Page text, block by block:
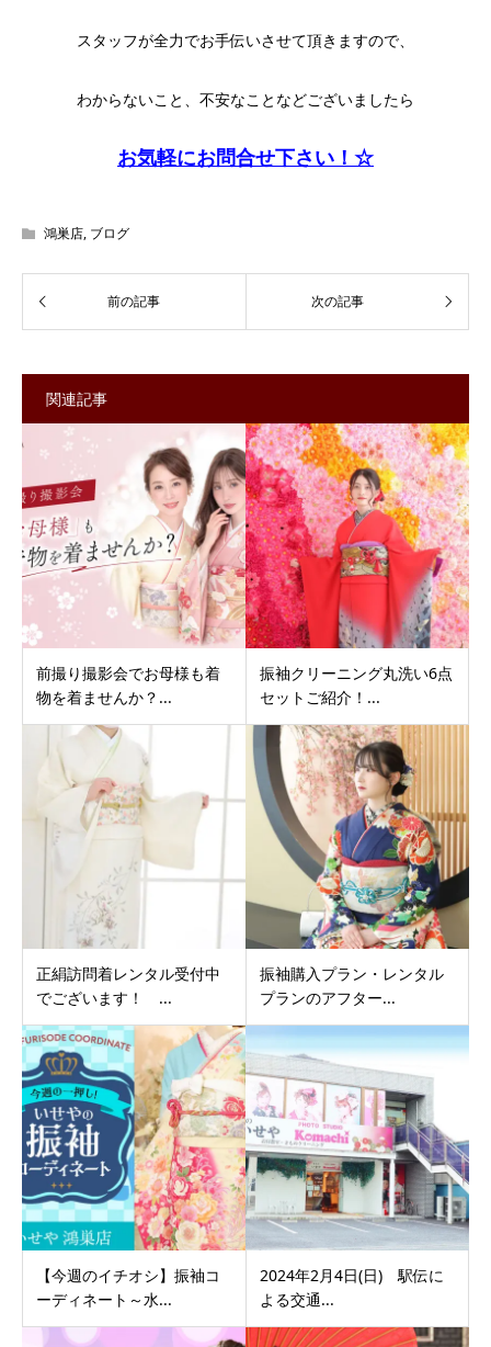
スタッフが全力でお手伝いさせて頂きますので、
わからないこと、不安なことなどございましたら
お気軽にお問合せ下さい！☆
鴻巣店, ブログ
関連記事
前撮り撮影会でお母様も着
物を着ませんか？...
振袖クリーニング丸洗い6点
セットご紹介！...
正絹訪問着レンタル受付中
でございます！ ...
振袖購入プラン・レンタル
プランのアフター...
【今週のイチオシ】振袖コ
ーディネート～水...
2024年2月4日(日) 駅伝に
よる交通...